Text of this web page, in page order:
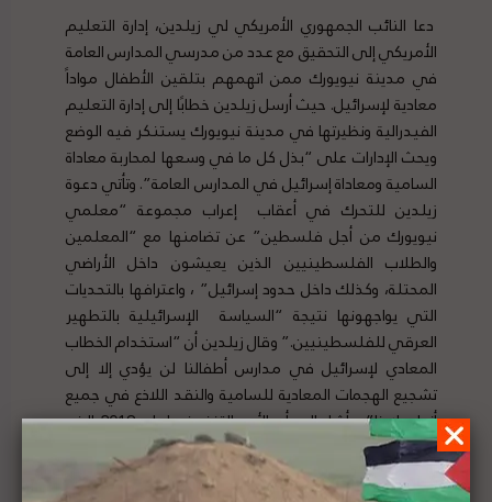
دعا النائب الجمهوري الأمريكي لي زيلدين، إدارة التعليم
الأمريكي إلى التحقيق مع عدد من مدرسي المدارس العامة
في مدينة نيويورك ممن اتهمهم بتلقين الأطفال مواداً
معادية لإسرائيل. حيث أرسل زيلدين خطابًا إلى إدارة التعليم
الفيدرالية ونظيرتها في مدينة نيويورك يستنكر فيه الوضع
ويحث الإدارات على “بذل كل ما في وسعها لمحاربة معاداة
السامية ومعاداة إسرائيل في المدارس العامة”. وتأتي دعوة
زيلدين للتحرك في أعقاب إعراب مجموعة “معلمي
نيويورك من أجل فلسطين” عن تضامنها مع “المعلمين
والطلاب الفلسطينيين الذين يعيشون داخل الأراضي
المحتلة، وكذلك داخل حدود إسرائيل” ، واعترافها بالتحديات
التي يواجهونها نتيجة “السياسة الإسرائيلية بالتطهير
العرقي للفلسطينيين.” وقال زيلدين أن “استخدام الخطاب
المعادي لإسرائيل في مدارس أطفالنا لن يؤدي إلا إلى
تشجيع الهجمات المعادية للسامية والنقد اللاذع في جميع
أنحاء بلادنا”. وأشار إلى أن الأمر التنفيذي لعام 2019 الذي
وقعه الرئيس ترامب يلزم إدارة التعليم ومكتب الحقوق
المدنية “بالتحقيق واتخاذ إجراءات حاسمة إذا ما تم إثبات حالة